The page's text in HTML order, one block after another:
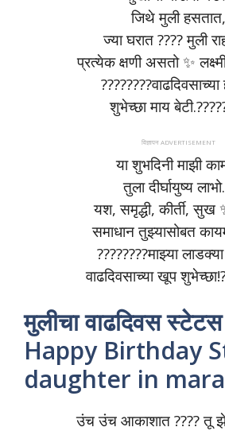
जिथे मुली हसतात,
ज्या घरात ???? मुली
प्रत्येक क्षणी असतो ✨
????????वाढदिवसाच्या
शुभेच्छा माय
विज्ञापन ADVERTISEMENT
या शुभदिनी माझी
तुला दीर्घायुष्य
यश, समृद्धी, कीर्ती, सुख
समाधान तुझ्यासोबत
????????माझ्या लाडक्या
वाढदिवसाच्या खूप
मुलीचा वाढदिवस
Happy Birthday
daughter in
उंच उंच आकाशात ???? तू